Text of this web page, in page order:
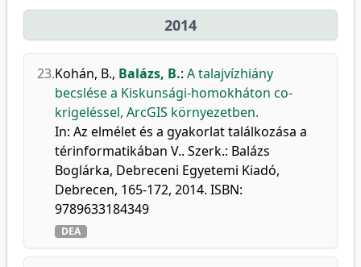
2014
23.Kohán, B., Balázs, B.: A talajvízhiány
becslése a Kiskunsági-homokháton co-
krigeléssel, ArcGIS környezetben.
In: Az elmélet és a gyakorlat találkozása a
térinformatikában V.. Szerk.: Balázs
Boglárka, Debreceni Egyetemi Kiadó,
Debrecen, 165-172, 2014. ISBN:
9789633184349
DEA